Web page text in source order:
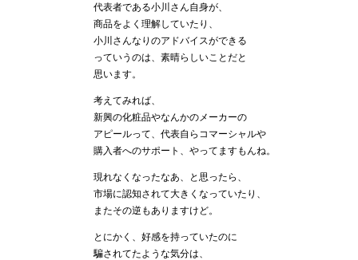
代表者である小川さん自身が、
商品をよく理解していたり、
小川さんなりのアドバイスができる
っていうのは、素晴らしいことだと
思います。
考えてみれば、
新興の化粧品やなんかのメーカーの
アピールって、代表自らコマーシャルや
購入者へのサポート、やってますもんね。
現れなくなったなあ、と思ったら、
市場に認知されて大きくなっていたり、
またその逆もありますけど。
とにかく、好感を持っていたのに
騙されてたような気分は、